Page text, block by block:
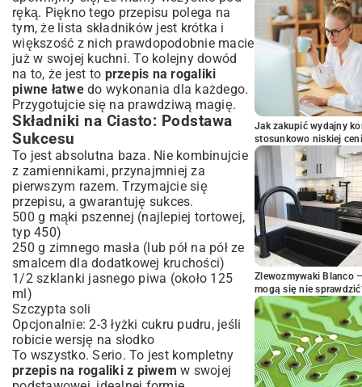
ręką. Piękno tego przepisu polega na
tym, że lista składników jest krótka i
większość z nich prawdopodobnie macie
już w swojej kuchni. To kolejny dowód
na to, że jest to przepis na rogaliki
piwne łatwedo wykonania dla każdego.
Przygotujcie się na prawdziwą magię.
Składniki na Ciasto: Podstawa
Sukcesu
To jest absolutna baza. Nie kombinujcie
z zamiennikami, przynajmniej za
pierwszym razem. Trzymajcie się
przepisu, a gwarantuję sukces.
500 g mąki pszennej (najlepiej tortowej,
typ 450)
250 g zimnego masła (lub pół na pół ze
smalcem dla dodatkowej kruchości)
1/2 szklanki jasnego piwa (około 125
ml)
Szczypta soli
Opcjonalnie: 2-3 łyżki cukru pudru, jeśli
robicie wersję na słodko
To wszystko. Serio. To jest kompletny
przepis na rogaliki z piwem w swojej
Jak zakupić wydajny
stosunkowo niskiej
Zlewozmywaki Blanco
mogą się nie